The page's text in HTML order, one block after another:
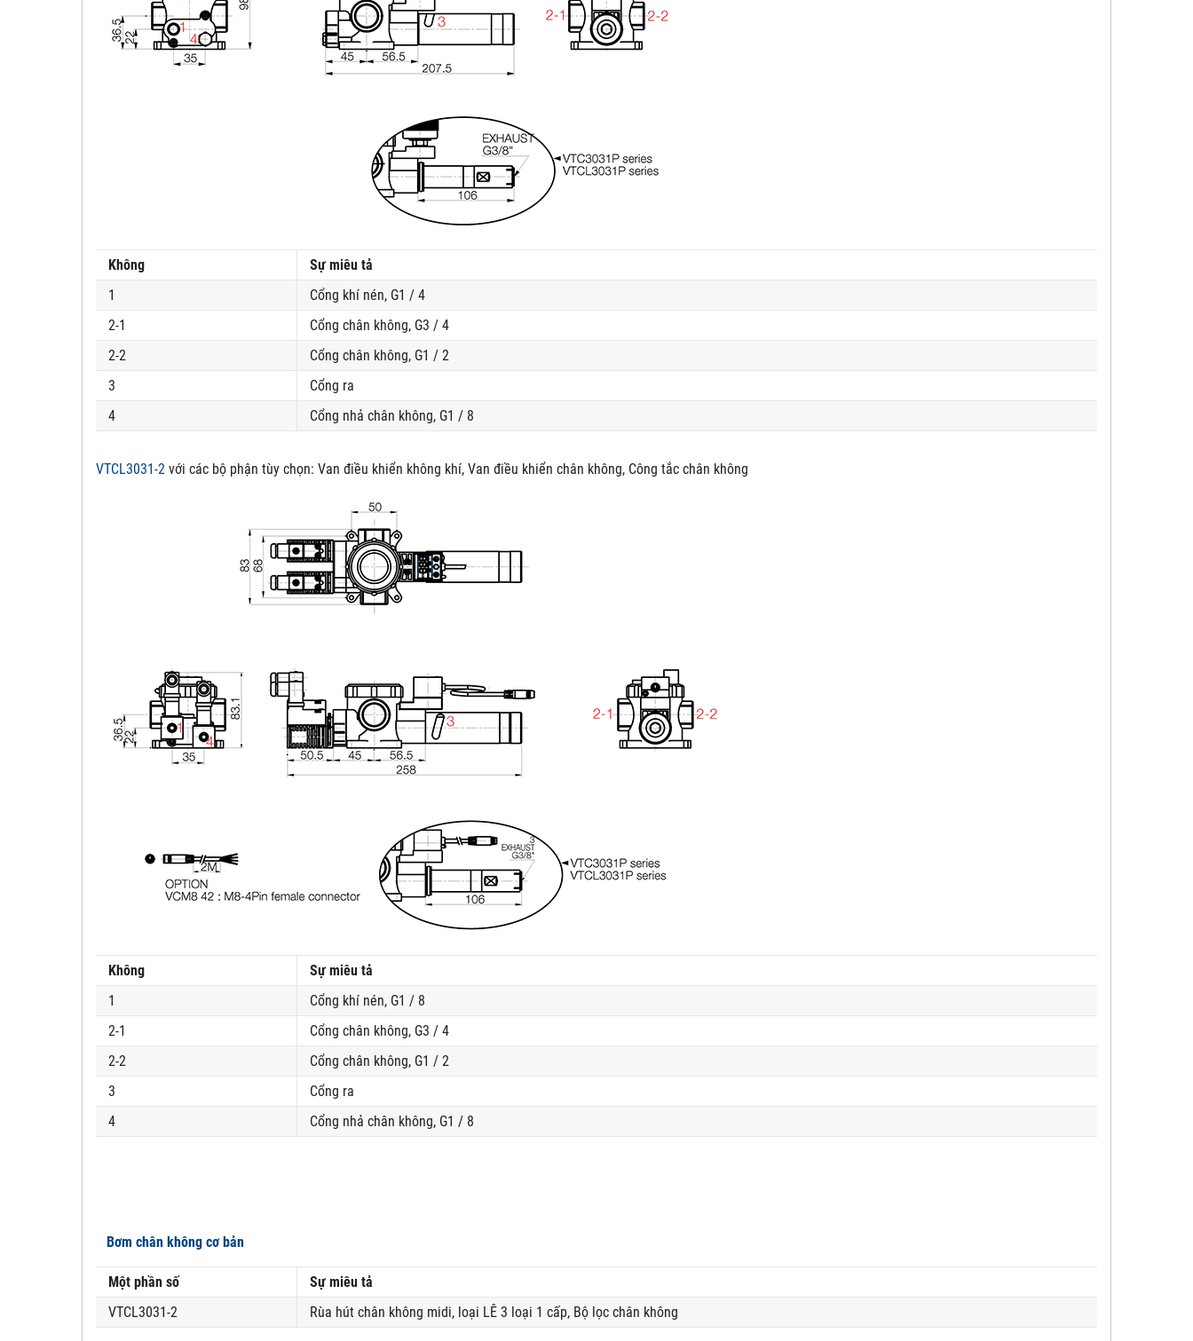
Không
Sự miêu tả
1
Cổng khí nén, G1 / 4
2-1
Cổng chân không, G3 / 4
2-2
Cổng chân không, G1 / 2
3
Cổng ra
4
Cổng nhả chân không, G1 / 8
VTCL3031-2 với các bộ phận tùy chọn: Van điều khiển không khí, Van điều khiển chân không, Công tắc chân không
Không
Sự miêu tả
1
Cổng khí nén, G1 / 8
2-1
Cổng chân không, G3 / 4
2-2
Cổng chân không, G1 / 2
3
Cổng ra
4
Cổng nhả chân không, G1 / 8
Bơm chân không cơ bản
Một phần số
Sự miêu tả
VTCL3031-2
Rùa hút chân không midi, loại LÊ 3 loại 1 cấp, Bộ lọc chân không